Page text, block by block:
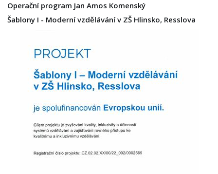
Operační program Jan Amos Komenský
Šablony I - Moderní vzdělávání v ZŠ Hlinsko, Resslova